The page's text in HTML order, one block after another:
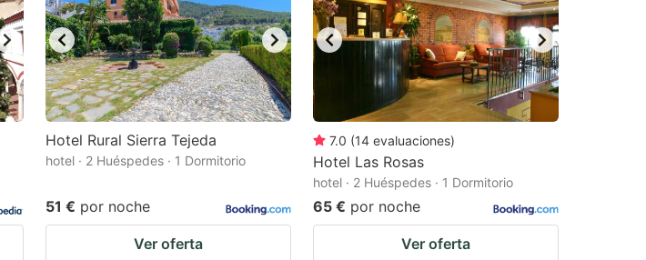
Hotel Rural Sierra Tejeda
hotel · 2 Huéspedes · 1 Dormitorio
51 € por noche
Ver oferta
7.0 (14 evaluaciones)
Hotel Las Rosas
hotel · 2 Huéspedes · 1 Dormitorio
65 € por noche
Ver oferta